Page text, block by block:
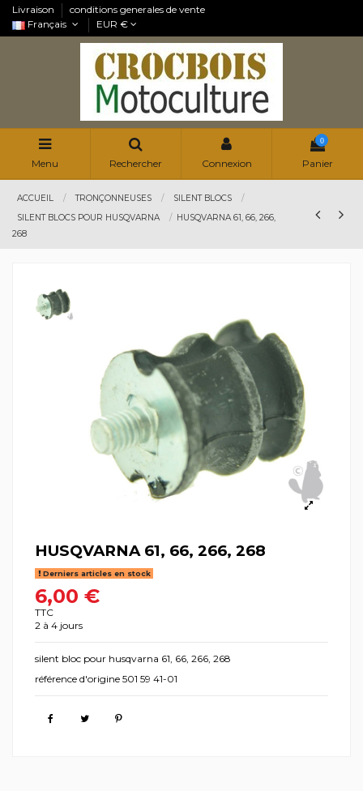
Livraison
conditions generales de vente
Français
EUR €
Menu Rechercher Connexion
0
Panier
ACCUEIL TRONÇONNEUSES
SILENT BLOCS
SILENT BLOCS POUR HUSQVARNA
HUSQVARNA 61, 66, 266,
268
HUSQVARNA 61, 66, 266, 268
Derniers articles en stock
6,00 €
TTC
2 à 4 jours
silent bloc pour husqvarna 61, 66, 266, 268
référence d'origine 501 59 41-01